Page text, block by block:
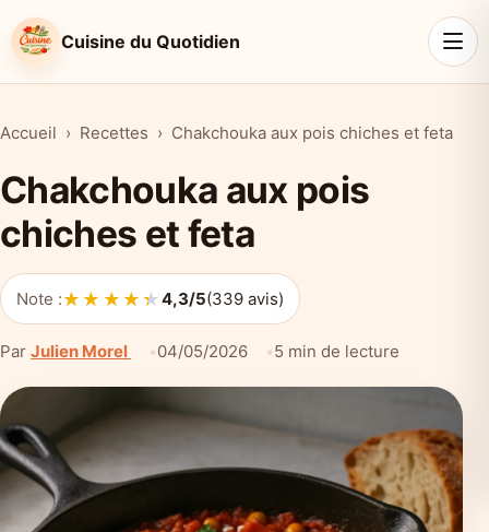
Cuisine du Quotidien
Accueil Recettes Chakchouka aux pois chiches et feta
Chakchouka aux pois
chiches et feta
Note :★★★★★
★★★★★4,3/5(339 avis)
Par Julien Morel 04/05/2026 5 min de lecture